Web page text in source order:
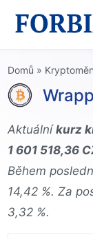
Domů »
Aktuálníkurz
1 601 518,36
Během
14,42 %. Za
3,32 %.